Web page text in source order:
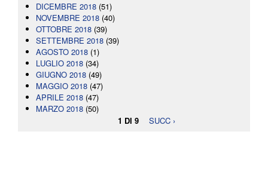
DICEMBRE 2018 (51)
NOVEMBRE 2018 (40)
OTTOBRE 2018 (39)
SETTEMBRE 2018 (39)
AGOSTO 2018 (1)
LUGLIO 2018 (34)
GIUGNO 2018 (49)
MAGGIO 2018 (47)
APRILE 2018 (47)
MARZO 2018 (50)
1 DI 9
SUCC ›